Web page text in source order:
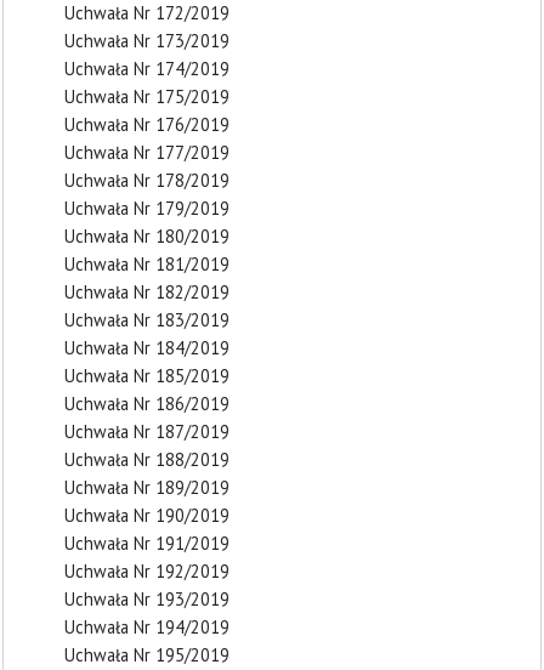
Uchwała Nr 172/2019
Uchwała Nr 173/2019
Uchwała Nr 174/2019
Uchwała Nr 175/2019
Uchwała Nr 176/2019
Uchwała Nr 177/2019
Uchwała Nr 178/2019
Uchwała Nr 179/2019
Uchwała Nr 180/2019
Uchwała Nr 181/2019
Uchwała Nr 182/2019
Uchwała Nr 183/2019
Uchwała Nr 184/2019
Uchwała Nr 185/2019
Uchwała Nr 186/2019
Uchwała Nr 187/2019
Uchwała Nr 188/2019
Uchwała Nr 189/2019
Uchwała Nr 190/2019
Uchwała Nr 191/2019
Uchwała Nr 192/2019
Uchwała Nr 193/2019
Uchwała Nr 194/2019
Uchwała Nr 195/2019